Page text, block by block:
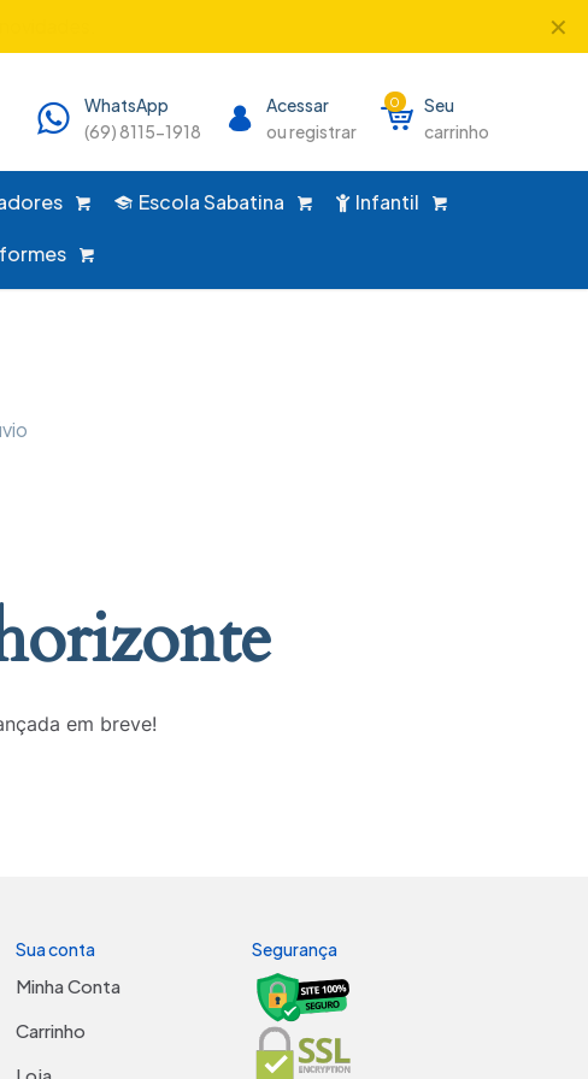
✕
WhatsApp
(69) 8115-1918
Acessar
ou registrar
0
Seu
carrinho
Escola Sabatina Infantil
em breve!
Sua conta
Minha Conta
Carrinho
Loja
Segurança